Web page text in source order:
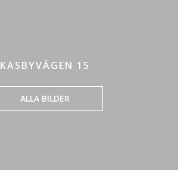
KASBYVÄGEN 15
ALLA BILDER